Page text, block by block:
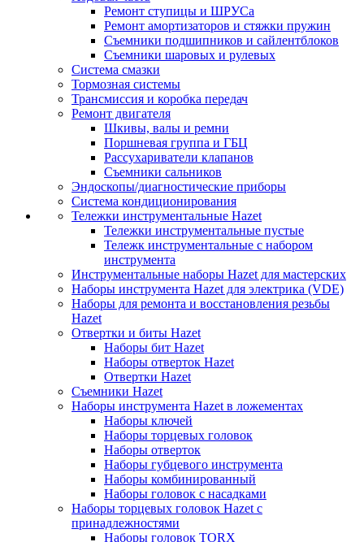
Ремонт ступицы и ШРУСа
Ремонт амортизаторов и стяжки пружин
Съемники подшипников и сайлентблоков
Съемники шаровых и рулевых
Система смазки
Тормозная системы
Трансмиссия и коробка передач
Ремонт двигателя
Шкивы, валы и ремни
Поршневая группа и ГБЦ
Рассухариватели клапанов
Съемники сальников
Эндоскопы/диагностические приборы
Система кондиционирования
Тележки инструментальные Hazet
Тележки инструментальные пустые
Тележк инструментальные с набором
инструмента
Инструментальные наборы Hazet для мастерских
Наборы инструмента Hazet для электрика (VDE)
Наборы для ремонта и восстановления резьбы
Hazet
Отвертки и биты Hazet
Наборы бит Hazet
Наборы отверток Hazet
Отвертки Hazet
Съемники Hazet
Наборы инструмента Hazet в ложементах
Наборы ключей
Наборы торцевых головок
Наборы отверток
Наборы губцевого инструмента
Наборы комбинированный
Наборы головок с насадками
Наборы торцевых головок Hazet с
принадлежностями
Наборы головок TORX